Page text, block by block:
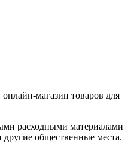
магазин товаров для
расходными материалами
общественные места.